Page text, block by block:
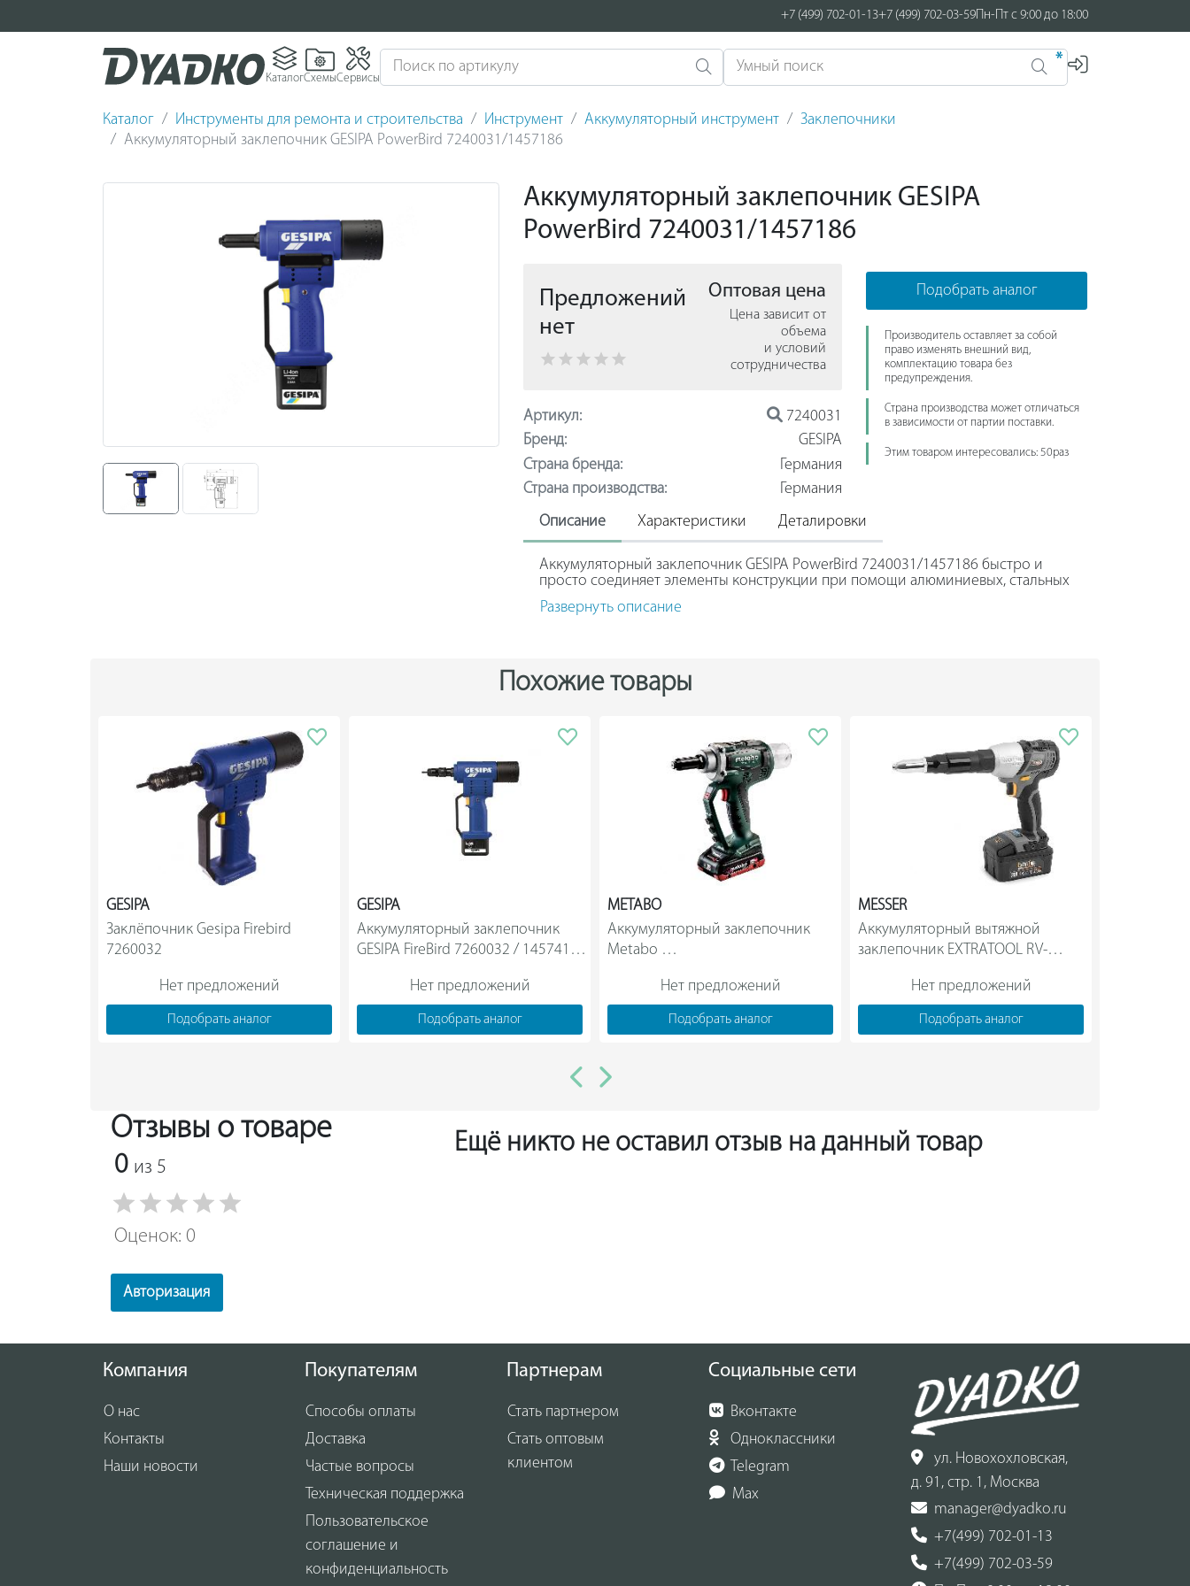
+7 (499) 702-01-13+7 (499) 702-03-59Пн-Пт с 9:00 до 18:00
КаталогСхемыСервисы
*
Каталог Инструменты для ремонта и строительства Инструмент Аккумуляторный инструмент
Заклепочники
Аккумуляторный заклепочник GESIPA PowerBird 7240031/1457186
Аккумуляторный заклепочник GESIPA
PowerBird 7240031/1457186
Предложений
нет
Оптовая цена
Цена зависит от
объема
и условий
сотрудничества
Артикул:
7240031
Бренд:
GESIPA
Страна бренда:
Германия
Страна производства:
Германия
Подобрать аналог
Производитель оставляет за собой
право изменять внешний вид,
комплектацию товара без
предупреждения.
Страна производства может отличаться
в зависимости от партии поставки.
Этим товаром интересовались: 50раз
Описание Характеристики Деталировки
Аккумуляторный заклепочник GESIPA PowerBird 7240031/1457186 быстро и
просто соединяет элементы конструкции при помощи алюминиевых, стальных
и стальных нержавеющих заклепок диаметром до 7.7 мм.
Благодаря небольшому весу модели пользователь работает без ощущения
усталости в течение долгого времени.
Корпус изготовлен из ударопрочного пластика, отлично защищает от
механических повреждений.
Развернуть описание
Похожие товары
GESIPA
Заклёпочник Gesipa Firebird
Нет предложений
Подобрать аналог
GESIPA
Аккумуляторный заклепочник
GESIPA FireBird 7260032 / 1457414
Нет предложений
Подобрать аналог
METABO
Аккумуляторный заклепочник
Metabo
Нет предложений
Подобрать аналог
MESSER
Аккумуляторный вытяжной
заклепочник EXTRATOOL RV-
Нет предложений
Подобрать аналог
Отзывы о товаре
0 из 5
Оценок: 0
Авторизация
Ещё никто не оставил отзыв на данный товар
Компания
О нас
Контакты
Наши новости
Покупателям
Способы оплаты
Доставка
Частые вопросы
Техническая поддержка
Пользовательское
соглашение и
конфиденциальность
Партнерам
Стать партнером
Стать оптовым
клиентом
Социальные сети
Вконтакте
Одноклассники
Telegram
Max
ул. Новохохловская,
д. 91, стр. 1, Москва
manager@dyadko.ru
+7(499) 702-01-13
+7(499) 702-03-59